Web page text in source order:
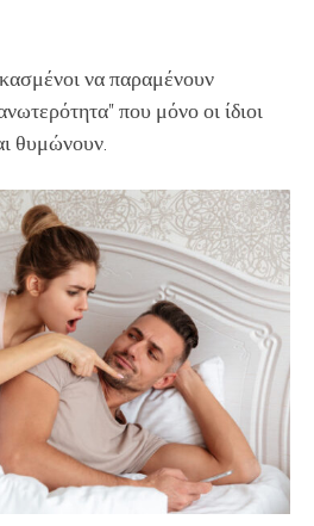
να παραμένουν
που μόνο οι ίδιοι
θυμώνουν.